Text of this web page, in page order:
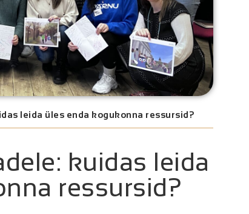
leida üles enda kogukonna ressursid?
kuidas leida
ressursid?